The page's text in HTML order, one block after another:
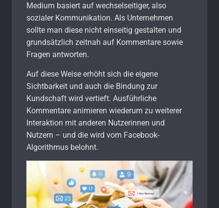
Medium basiert auf wechselseitiger, also
sozialer Kommunikation. Als Unternehmen
sollte man diese nicht einseitig gestalten und
grundsätzlich zeitnah auf Kommentare sowie
Fragen antworten.
Auf diese Weise erhöht sich die eigene
Sichtbarkeit und auch die Bindung zur
Kundschaft wird vertieft. Ausführliche
Kommentare animieren wiederum zu weiterer
Interaktion mit anderen Nutzerinnen und
Nutzern – und die wird vom Facebook-
Algorithmus belohnt.